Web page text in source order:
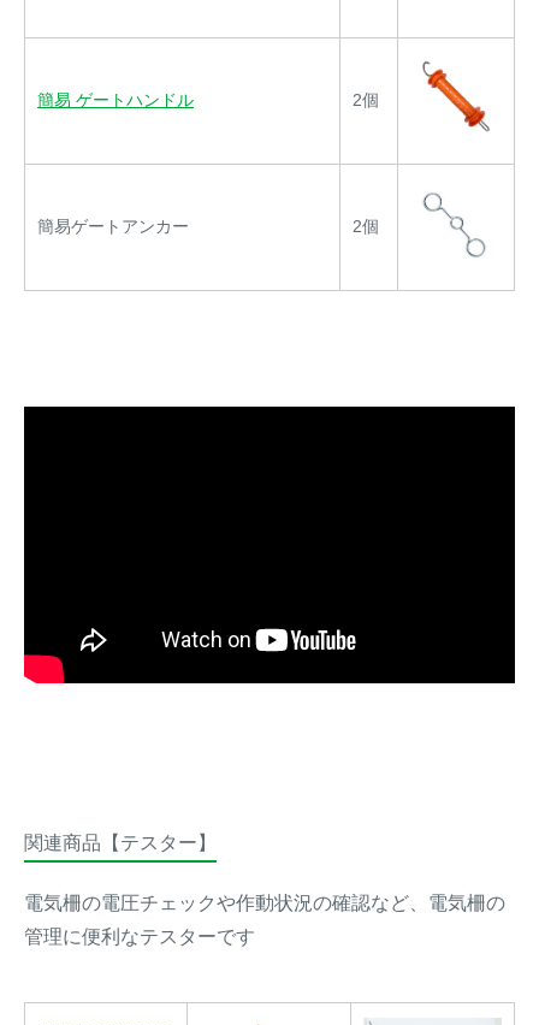
簡易 ゲートハンドル 2個
簡易ゲートアンカー 2個
関連商品【テスター】
電気柵の電圧チェックや作動状況の確認など、電気柵の
管理に便利なテスターです